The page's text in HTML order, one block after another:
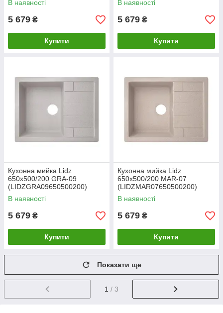
В наявності
5 679 ₴
Купити
В наявності
5 679 ₴
Купити
Кухонна мийка Lidz
650x500/200 GRA-09
(LIDZGRA09650500200)
В наявності
5 679 ₴
Купити
Кухонна мийка Lidz
650x500/200 MAR-07
(LIDZMAR07650500200)
В наявності
5 679 ₴
Купити
Показати ще
1 / 3